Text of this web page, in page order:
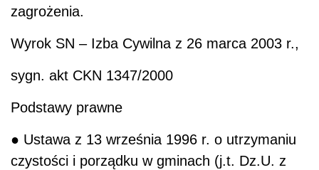
zagrożenia.
Wyrok SN – Izba Cywilna z 26 marca 2003 r.,
sygn. akt CKN 1347/2000
Podstawy prawne
● Ustawa z 13 września 1996 r. o utrzymaniu
czystości i porządku w gminach (j.t. Dz.U. z